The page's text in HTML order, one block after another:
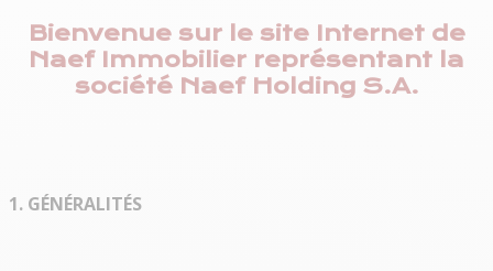
Bienvenue sur le site Internet de
Naef Immobilier représentant la
société Naef Holding S.A.
1. GÉNÉRALITÉS